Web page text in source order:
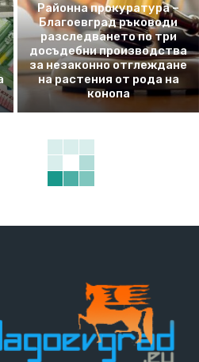
Районна прокуратура –
Благоевград ръководи
разследването по три
досъдебни производства
за незаконно отглеждане
на растения от рода на
конопа